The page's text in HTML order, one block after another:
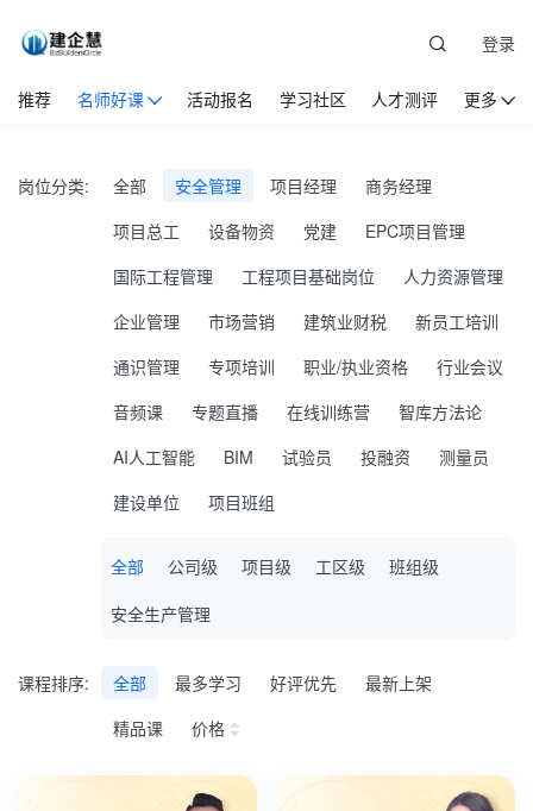
推荐 名师好课 活动报名 学习社区 人才测评 更多
登录
岗位分类: 全部 安全管理 项目经理
商务经理
项目总工
设备物资 党建
EPC项目管理
国际工程管理
工程项目基础岗位
人力资源管理
企业管理
市场营销 建筑业财税
新员工培训
通识管理
专项培训 职业/执业资格
行业会议
音频课
专题直播 在线训练营
智库方法论
AI人工智能
BIM 试验员 投融资
测量员
建设单位
项目班组
全部 公司级 项目级 工区级
班组级
安全生产管理
课程排序: 全部 最多学习 好评优先
最新上架
精品课
价格